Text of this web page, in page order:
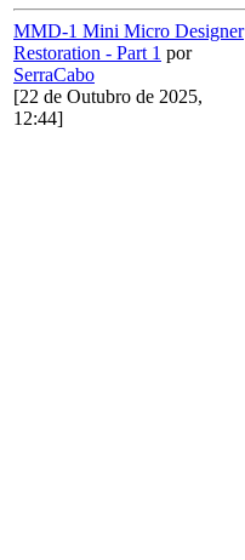
MMD-1 Mini Micro Designer
Restoration - Part 1 por
SerraCabo
[22 de Outubro de 2025,
12:44]